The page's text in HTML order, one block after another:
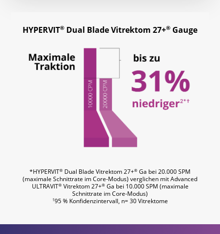
HYPERVIT® Dual Blade Vitrektom 27+® Gauge
*HYPERVIT® Dual Blade Vitrektom 27+® Ga bei 20.000 SPM
(maximale Schnittrate im Core-Modus) verglichen mit Advanced
ULTRAVIT®Vitrektom 27+®Ga bei 10.000 SPM (maximale
Schnittrate im Core-Modus)
†95 % Konfidenzintervall, n= 30 Vitrektome